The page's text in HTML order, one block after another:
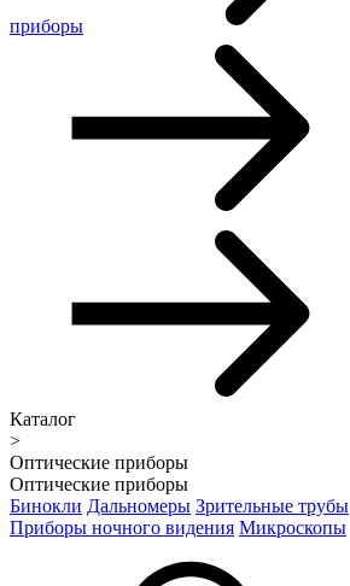
приборы
Каталог
>
Оптические приборы
Оптические приборы
Бинокли Дальномеры Зрительные трубы
Приборы ночного видения Микроскопы